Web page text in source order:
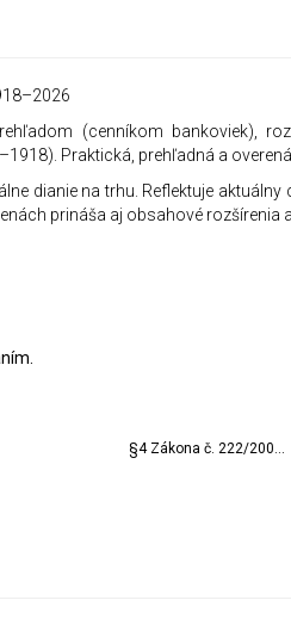
(cenníkom bankoviek),
Praktická, prehľadná a
dianie na trhu. Reflektuje
prináša aj obsahové rozšírenia
§4 Zákona č. 222/2004